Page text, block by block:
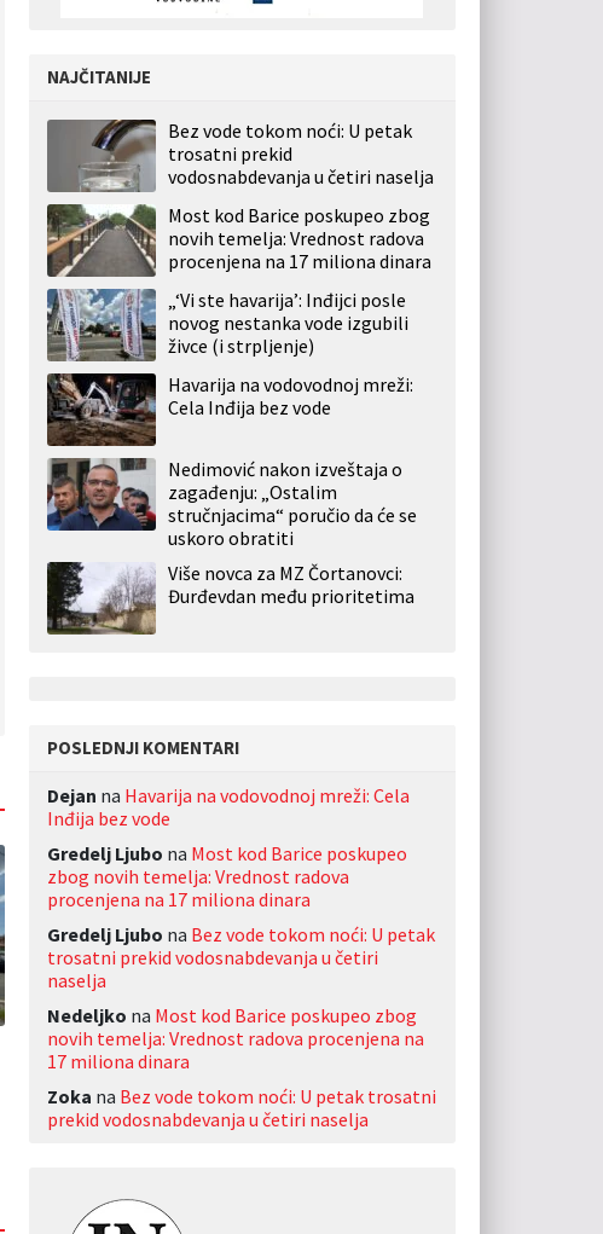
NAJČITANIJE
Bez vode tokom noći: U petak
trosatni prekid
vodosnabdevanja u četiri naselja
Most kod Barice poskupeo zbog
novih temelja: Vrednost radova
procenjena na 17 miliona dinara
„‘Vi ste havarija’: Inđijci posle
novog nestanka vode izgubili
živce (i strpljenje)
Havarija na vodovodnoj mreži:
Cela Inđija bez vode
Nedimović nakon izveštaja o
zagađenju: „Ostalim
stručnjacima“ poručio da će se
uskoro obratiti
Više novca za MZ Čortanovci:
Đurđevdan među prioritetima
POSLEDNJI KOMENTARI
Dejan na Havarija na vodovodnoj mreži: Cela
Inđija bez vode
Gredelj Ljubo na Most kod Barice poskupeo
zbog novih temelja: Vrednost radova
procenjena na 17 miliona dinara
Gredelj Ljubo na Bez vode tokom noći: U petak
trosatni prekid vodosnabdevanja u četiri
naselja
Nedeljko na Most kod Barice poskupeo zbog
novih temelja: Vrednost radova procenjena na
17 miliona dinara
Zoka na Bez vode tokom noći: U petak trosatni
prekid vodosnabdevanja u četiri naselja